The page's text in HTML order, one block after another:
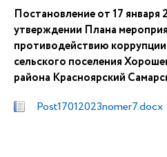
Постановление от 17
утверждении Плана
противодействию
сельского поселения
района Красноярский
Post17012023nomer7.docx